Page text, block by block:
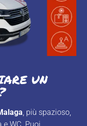
UN
, più spazioso,